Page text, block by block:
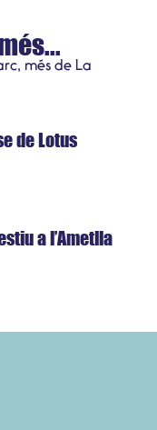
més de La
de Lotus
a l’Ametlla